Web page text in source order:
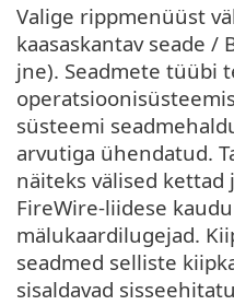
Valige rippmenüüst
kaasaskantav seade /
jne). Seadmete tüübi
süsteemi
arvutiga ühendatud.
näiteks välised kettad
FireWire-liidese
mälukaardilugejad.
seadmed selliste
sisaldavad